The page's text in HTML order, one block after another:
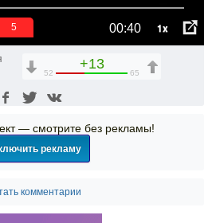
00:40 1x
5
+13
52 65
— смотрите без рекламы!
рекламу
комментарии